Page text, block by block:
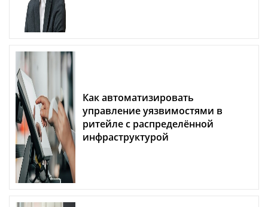
Как автоматизировать
управление уязвимостями в
ритейле с распределённой
инфраструктурой